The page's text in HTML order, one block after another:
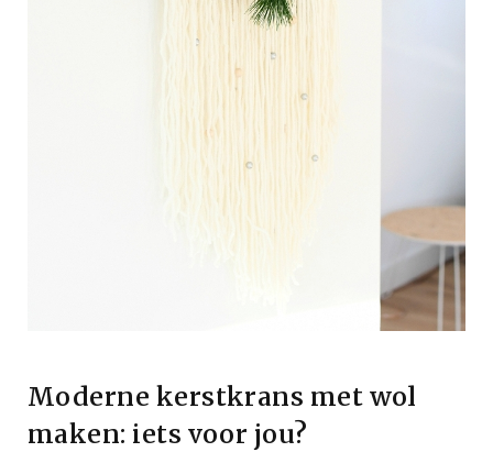
Moderne kerstkrans met wol
maken: iets voor jou?